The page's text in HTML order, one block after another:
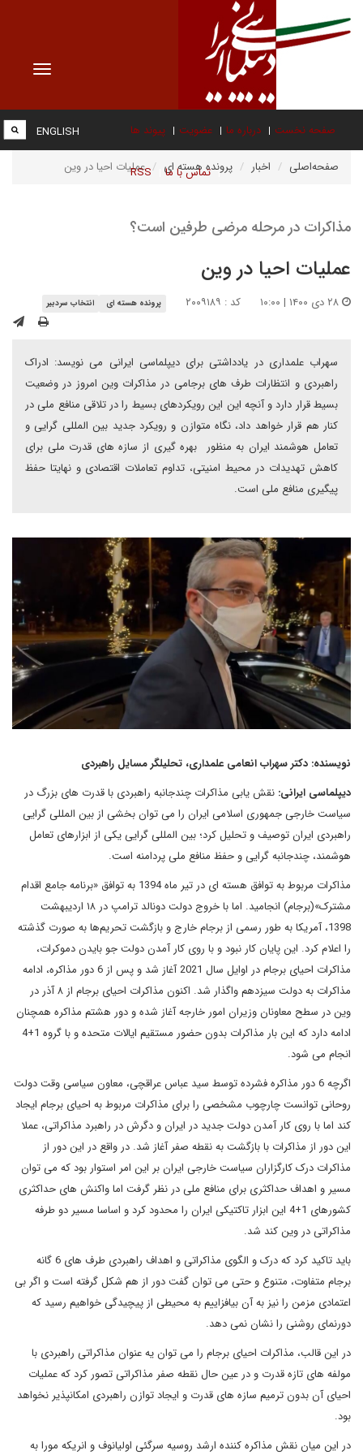
Toggle
صفحه نخست درباره ما عضویت پیوند ها
تماس با ما RSS
ENGLISH
صفحه‌اصلی اخبار پرونده هسته ای عملیات احیا در وین
مذاکرات در مرحله مرضی طرفین است؟
عملیات احیا در وین
کد : ۲۰۰۹۱۸۹ پرونده هسته ای انتخاب سردبیر
سهراب علمداری در یادداشتی برای دیپلماسی ایرانی می نویسد: ادراک
راهبردی و انتظارات طرف های برجامی در مذاکرات وین امروز در وضعیت
بسیط قرار دارد و آنچه این این رویکردهای بسیط را در تلاقی منافع ملی در
کنار هم قرار خواهد داد، نگاه متوازن و رویکرد جدید بین المللی گرایی و
تعامل هوشمند ایران به منظور بهره گیری از سازه های قدرت ملی برای
کاهش تهدیدات در محیط امنیتی، تداوم تعاملات اقتصادی و نهایتا حفظ
پیگیری منافع ملی است.
نویسنده: دکتر سهراب انعامی علمداری، تحلیلگر مسایل راهبردی
دیپلماسی ایرانی: نقش یابی مذاکرات چندجانبه راهبردی با قدرت های بزرگ در
سیاست خارجی جمهوری اسلامی ایران را می توان بخشی از بین المللی گرایی
راهبردی ایران توصیف و تحلیل کرد؛ بین المللی گرایی یکی از ابزارهای تعامل
هوشمند، چندجانبه گرایی و حفظ منافع ملی پردامنه است.
مذاکرات مربوط به توافق هسته ای در تیر ماه 1394 به توافق «برنامه جامع اقدام
مشترک»(برجام) انجامید. اما با خروج دولت دونالد ترامپ در ۱۸ اردیبهشت
1398، آمریکا به طور رسمی از برجام خارج و بازگشت تحریم‌ها به صورت گذشته
را اعلام کرد. این پایان کار نبود و با روی کار آمدن دولت جو بایدن دموکرات،
مذاکرات احیای برجام در اوایل سال 2021 آغاز شد و پس از 6 دور مذاکره، ادامه
مذاکرات به دولت سیزدهم واگذار شد. اکنون مذاکرات احیای برجام از ۸ آذر در
وین در سطح معاونان وزیران امور خارجه آغاز شده و دور هشتم مذاکره همچنان
ادامه دارد که این بار مذاکرات بدون حضور مستقیم ایالات متحده و با گروه 1+4
انجام می شود.
اگرچه 6 دور مذاکره فشرده توسط سید عباس عراقچی، معاون سیاسی وقت دولت
روحانی توانست چارچوب مشخصی را برای مذاکرات مربوط به احیای برجام ایجاد
کند اما با روی کار آمدن دولت جدید در ایران و دگرش در راهبرد مذاکراتی، عملا
این دور از مذاکرات با بازگشت به نقطه صفر آغاز شد. در واقع در این دور از
مذاکرات درک کارگزاران سیاست خارجی ایران بر این امر استوار بود که می توان
مسیر و اهداف حداکثری برای منافع ملی در نظر گرفت اما واکنش های حداکثری
کشورهای 1+4 این ابزار تاکتیکی ایران را محدود کرد و اساسا مسیر دو طرفه
مذاکراتی در وین کند شد.
باید تاکید کرد که درک و الگوی مذاکراتی و اهداف راهبردی طرف های 6 گانه
برجام متفاوت، متنوع و حتی می توان گفت دور از هم شکل گرفته است و اگر بی
اعتمادی مزمن را نیز به آن بیافزاییم به محیطی از پیچیدگی خواهیم رسید که
دورنمای روشنی را نشان نمی دهد.
در این قالب، مذاکرات احیای برجام را می توان یه عنوان مذاکراتی راهبردی با
مولفه های تازه قدرت و در عین حال نقطه صفر مذاکراتی تصور کرد که عملیات
احیای آن بدون ترمیم سازه های قدرت و ایجاد توازن راهبردی امکانپذیر نخواهد
بود.
در این میان نقش مذاکره کننده ارشد روسیه سرگئی اولیانوف و انریکه مورا به